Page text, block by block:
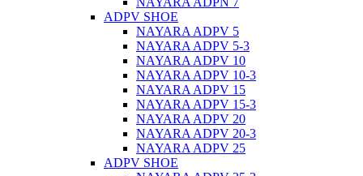
ADPV SHOE
ΝAYARA ADPV 5
NAYARA ADPV 5-3
NAYARA ADPV 10
NAYARA ADPV 10-3
NAYARA ADPV 15
NAYARA ADPV 15-3
NAYARA ADPV 20
NAYARA ADPV 20-3
NAYARA ADPV 25
ADPV SHOE